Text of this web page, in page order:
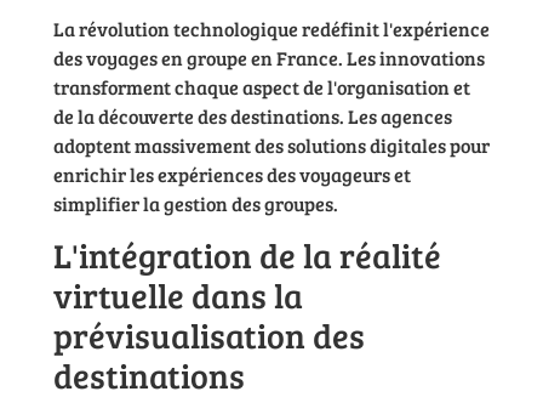
La révolution technologique redéfinit l'expérience
des voyages en groupe en France. Les innovations
transforment chaque aspect de l'organisation et
de la découverte des destinations. Les agences
adoptent massivement des solutions digitales pour
enrichir les expériences des voyageurs et
simplifier la gestion des groupes.
L'intégration de la réalité
virtuelle dans la
prévisualisation des
destinations